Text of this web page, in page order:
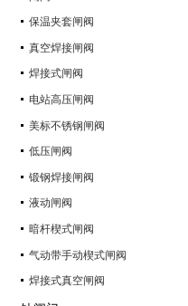
保温夹套闸阀
真空焊接闸阀
焊接式闸阀
电站高压闸阀
美标不锈钢闸阀
低压闸阀
锻钢焊接闸阀
液动闸阀
暗杆楔式闸阀
气动带手动楔式闸阀
焊接式真空闸阀